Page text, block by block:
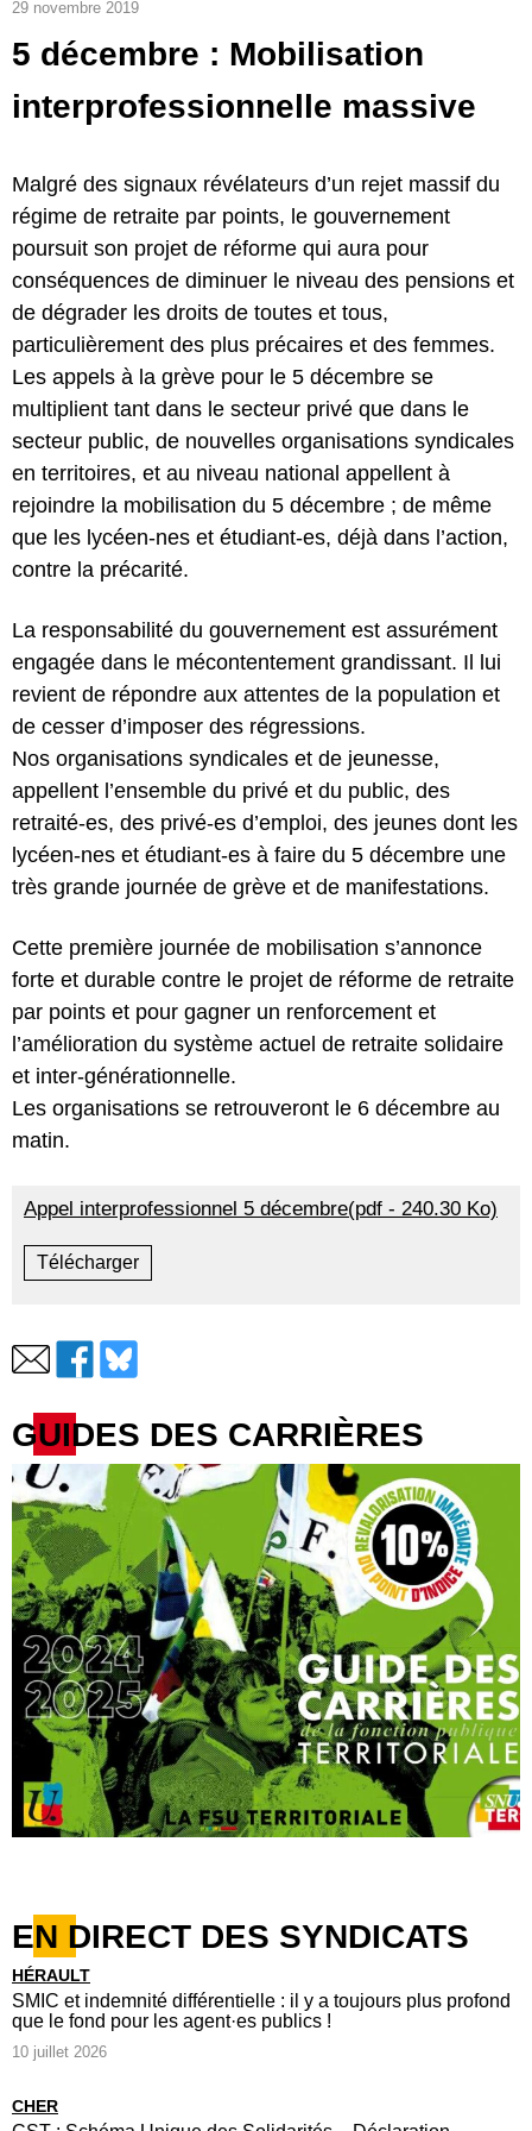
29 novembre 2019
5 décembre : Mobilisation
interprofessionnelle massive
Malgré des signaux révélateurs d’un rejet massif du
régime de retraite par points, le gouvernement
poursuit son projet de réforme qui aura pour
conséquences de diminuer le niveau des pensions et
de dégrader les droits de toutes et tous,
particulièrement des plus précaires et des femmes.
Les appels à la grève pour le 5 décembre se
multiplient tant dans le secteur privé que dans le
secteur public, de nouvelles organisations syndicales
en territoires, et au niveau national appellent à
rejoindre la mobilisation du 5 décembre ; de même
que les lycéen-nes et étudiant-es, déjà dans l’action,
contre la précarité.
La responsabilité du gouvernement est assurément
engagée dans le mécontentement grandissant. Il lui
revient de répondre aux attentes de la population et
de cesser d’imposer des régressions.
Nos organisations syndicales et de jeunesse,
appellent l’ensemble du privé et du public, des
retraité-es, des privé-es d’emploi, des jeunes dont les
lycéen-nes et étudiant-es à faire du 5 décembre une
très grande journée de grève et de manifestations.
Cette première journée de mobilisation s’annonce
forte et durable contre le projet de réforme de retraite
par points et pour gagner un renforcement et
l’amélioration du système actuel de retraite solidaire
et inter-générationnelle.
Les organisations se retrouveront le 6 décembre au
matin.
Appel interprofessionnel 5 décembre(pdf - 240.30 Ko)
Télécharger
GUIDES DES CARRIÈRES
EN DIRECT DES SYNDICATS
HÉRAULT
SMIC et indemnité différentielle : il y a toujours plus profond
que le fond pour les agent·es publics !
10 juillet 2026
CHER